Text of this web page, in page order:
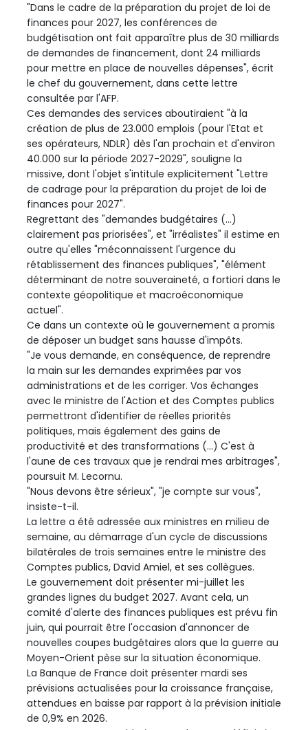
"Dans le cadre de la préparation du projet de loi de
finances pour 2027, les conférences de
budgétisation ont fait apparaître plus de 30 milliards
de demandes de financement, dont 24 milliards
pour mettre en place de nouvelles dépenses", écrit
le chef du gouvernement, dans cette lettre
consultée par l'AFP.
Ces demandes des services aboutiraient "à la
création de plus de 23.000 emplois (pour l'Etat et
ses opérateurs, NDLR) dès l'an prochain et d'environ
40.000 sur la période 2027-2029", souligne la
missive, dont l'objet s'intitule explicitement "Lettre
de cadrage pour la préparation du projet de loi de
finances pour 2027".
Regrettant des "demandes budgétaires (...)
clairement pas priorisées", et "irréalistes" il estime en
outre qu'elles "méconnaissent l'urgence du
rétablissement des finances publiques", "élément
déterminant de notre souveraineté, a fortiori dans le
contexte géopolitique et macroéconomique
actuel".
Ce dans un contexte où le gouvernement a promis
de déposer un budget sans hausse d'impôts.
"Je vous demande, en conséquence, de reprendre
la main sur les demandes exprimées par vos
administrations et de les corriger. Vos échanges
avec le ministre de l'Action et des Comptes publics
permettront d'identifier de réelles priorités
politiques, mais également des gains de
productivité et des transformations (...) C'est à
l'aune de ces travaux que je rendrai mes arbitrages",
poursuit M. Lecornu.
"Nous devons être sérieux", "je compte sur vous",
insiste-t-il.
La lettre a été adressée aux ministres en milieu de
semaine, au démarrage d'un cycle de discussions
bilatérales de trois semaines entre le ministre des
Comptes publics, David Amiel, et ses collègues.
Le gouvernement doit présenter mi-juillet les
grandes lignes du budget 2027. Avant cela, un
comité d'alerte des finances publiques est prévu fin
juin, qui pourrait être l'occasion d'annoncer de
nouvelles coupes budgétaires alors que la guerre au
Moyen-Orient pèse sur la situation économique.
La Banque de France doit présenter mardi ses
prévisions actualisées pour la croissance française,
attendues en baisse par rapport à la prévision initiale
de 0,9% en 2026.